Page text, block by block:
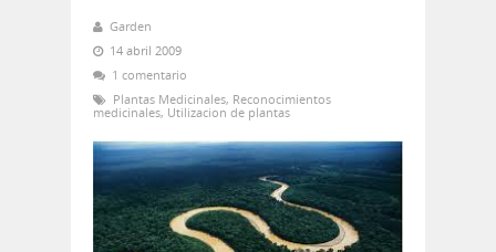
Garden
14 abril 2009
1 comentario
Plantas Medicinales, Reconocimientos
medicinales, Utilizacion de plantas